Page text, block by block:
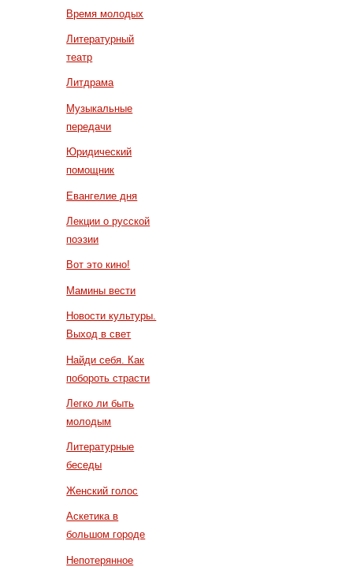
Время молодых
Литературный
театр
Литдрама
Музыкальные
передачи
Юридический
помощник
Евангелие дня
Лекции о русской
поэзии
Вот это кино!
Мамины вести
Новости культуры.
Выход в свет
Найди себя. Как
побороть страсти
Легко ли быть
молодым
Литературные
беседы
Женский голос
Аскетика в
большом городе
Непотерянное